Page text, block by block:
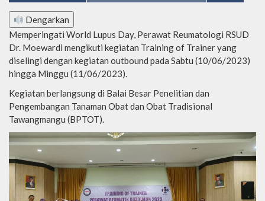
Dengarkan
Memperingati World Lupus Day, Perawat Reumatologi RSUD
Dr. Moewardi mengikuti kegiatan Training of Trainer yang
diselingi dengan kegiatan outbound pada Sabtu (10/06/2023)
hingga Minggu (11/06/2023).
Kegiatan berlangsung di Balai Besar Penelitian dan
Pengembangan Tanaman Obat dan Obat Tradisional
Tawangmangu (BPTOT).